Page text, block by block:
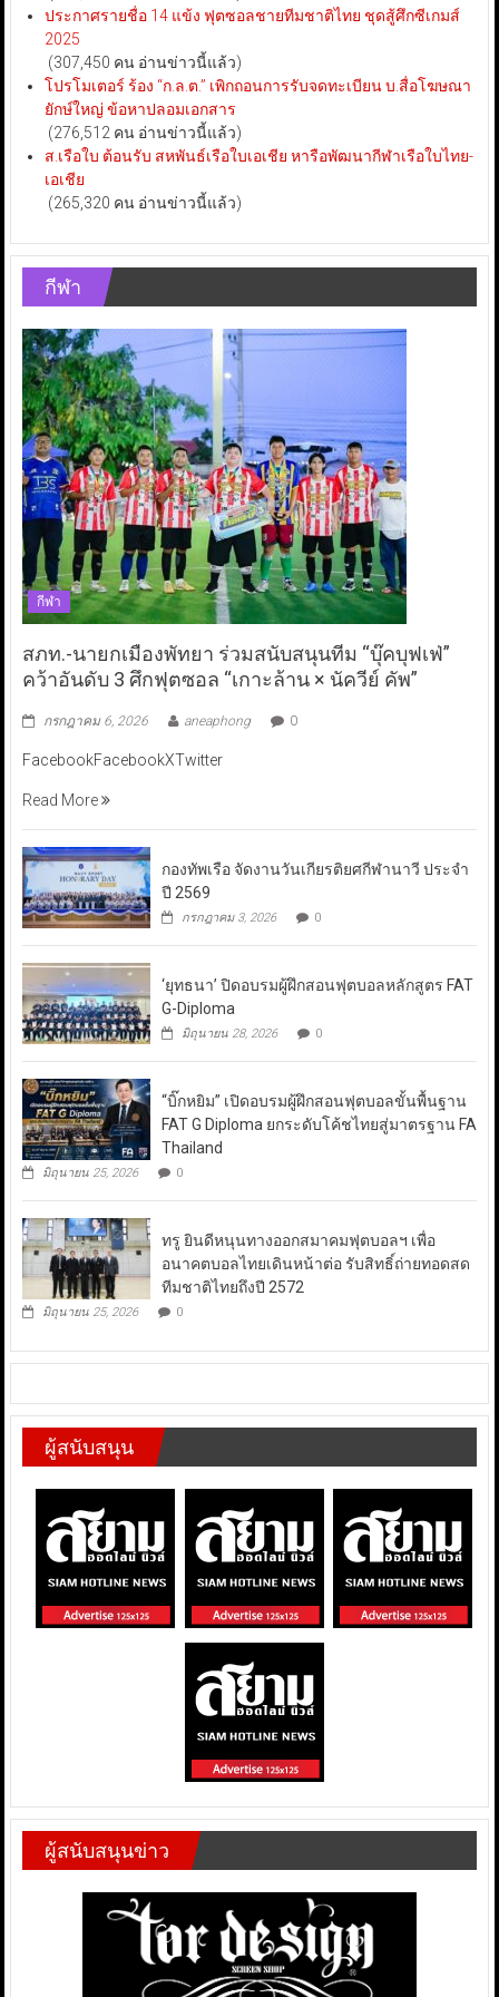
ประกาศรายชื่อ 14 แข้ง ฟุตซอลชายทีมชาติไทย ชุดสู้ศึกซีเกมส์
2025
(307,450 คน อ่านข่าวนี้แล้ว)
โปรโมเตอร์ ร้อง “ก.ล.ต.” เพิกถอนการรับจดทะเบียน บ.สื่อโฆษณา
ยักษ์ใหญ่ ข้อหาปลอมเอกสาร
(276,512 คน อ่านข่าวนี้แล้ว)
ส.เรือใบ ต้อนรับ สหพันธ์เรือใบเอเชีย หารือพัฒนากีฬาเรือใบไทย-
เอเชีย
(265,320 คน อ่านข่าวนี้แล้ว)
กีฬา
กีฬา
สภท.-นายกเมืองพัทยา ร่วมสนับสนุนทีม “บุ๊คบุฟเฟ่”
คว้าอันดับ 3 ศึกฟุตซอล “เกาะล้าน × นัควีย์ คัพ”
กรกฎาคม 6, 2026 aneaphong 0
FacebookFacebookXTwitter
Read More
กองทัพเรือ จัดงานวันเกียรติยศกีฬานาวี ประจำ
ปี 2569
กรกฎาคม 3, 2026 0
‘ยุทธนา’ ปิดอบรมผู้ฝึกสอนฟุตบอลหลักสูตร FAT
G-Diploma
มิถุนายน 28, 2026 0
“บิ๊กหยิม” เปิดอบรมผู้ฝึกสอนฟุตบอลขั้นพื้นฐาน
FAT G Diploma ยกระดับโค้ชไทยสู่มาตรฐาน FA
Thailand
มิถุนายน 25, 2026 0
ทรู ยินดีหนุนทางออกสมาคมฟุตบอลฯ เพื่อ
อนาคตบอลไทยเดินหน้าต่อ รับสิทธิ์ถ่ายทอดสด
ทีมชาติไทยถึงปี 2572
มิถุนายน 25, 2026 0
ผู้สนับสนุน
ผู้สนับสนุนข่าว